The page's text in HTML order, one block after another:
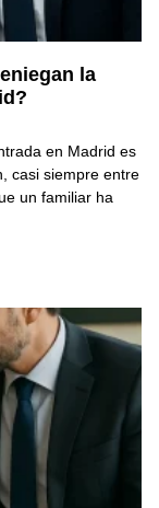
la
en Madrid es
casi siempre entre
un familiar ha